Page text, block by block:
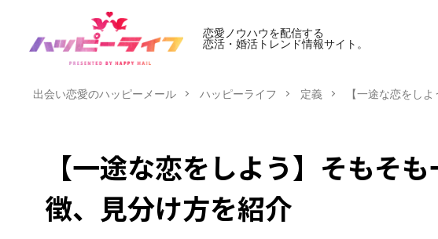
恋愛ノウハウを配信する
恋活・婚活トレンド情報サイト。
出会い恋愛のハッピーメール ハッピーライフ 定義 【一途な恋をし
【一途な恋をしよう】そもそ
徴、見分け方を紹介